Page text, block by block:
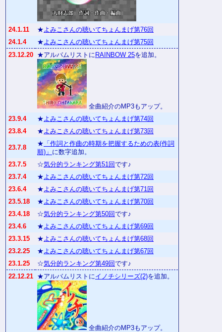
24.1.11 ★よみこさんの聴いてちょんまげ第76回
24.1.4
★よみこさんの聴いてちょんまげ第75回
23.12.20 ★アルバムリストに RAINBOW 25を追加。
全曲紹介のMP3もアップ。
23.9.4
★よみこさんの聴いてちょんまげ第74回
23.8.4
★よみこさんの聴いてちょんまげ第73回
23.7.8
★ 「作詞と作曲の時期を把握するための表(作詞
順)」 に数字追加。
23.7.5
☆気分的ランキング第51回です♪
23.7.4
★よみこさんの聴いてちょんまげ第72回
23.6.4
★よみこさんの聴いてちょんまげ第71回
23.5.18
★よみこさんの聴いてちょんまげ第70回
23.4.18
☆気分的ランキング第50回です♪
23.4.6
★よみこさんの聴いてちょんまげ第69回
23.3.15
★よみこさんの聴いてちょんまげ第68回
23.2.25
★よみこさんの聴いてちょんまげ第67回
23.1.25
☆気分的ランキング第49回です♪
22.12.21 ★アルバムリストにイノチシリーズ(2)を追加。
全曲紹介のMP3もアップ。